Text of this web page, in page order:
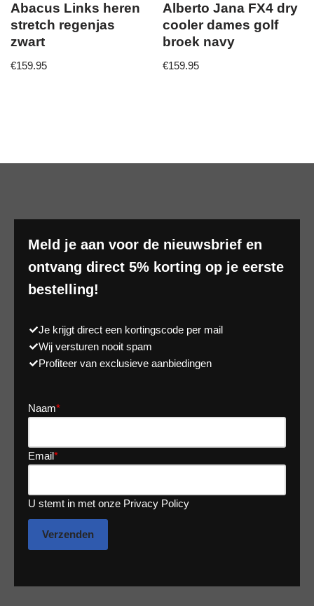
Abacus Links heren
stretch regenjas
zwart
€159.95
Alberto Jana FX4 dry
cooler dames golf
broek navy
€159.95
Meld je aan voor de nieuwsbrief en
ontvang direct 5% korting op je eerste
bestelling!
Je krijgt direct een kortingscode per mail
Wij versturen nooit spam
Profiteer van exclusieve aanbiedingen
Naam*
Email*
U stemt in met onze Privacy Policy
Verzenden